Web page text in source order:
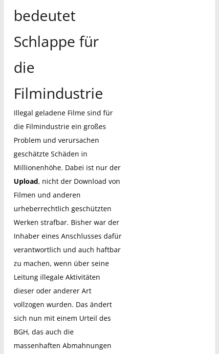
bedeutet
Schlappe für
die
Filmindustrie
Illegal geladene Filme sind für
die Filmindustrie ein großes
Problem und verursachen
geschätzte Schäden in
Millionenhöhe. Dabei ist nur der
Upload, nicht der Download von
Filmen und anderen
urheberrechtlich geschützten
Werken strafbar. Bisher war der
Inhaber eines Anschlusses dafür
verantwortlich und auch haftbar
zu machen, wenn über seine
Leitung illegale Aktivitäten
dieser oder anderer Art
vollzogen wurden. Das ändert
sich nun mit einem Urteil des
BGH, das auch die
massenhaften Abmahnungen